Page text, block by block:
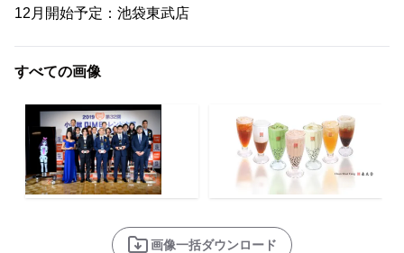
12月開始予定：池袋東武店
すべての画像
画像一括ダウンロード